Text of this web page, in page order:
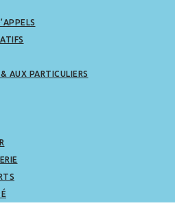
AUX PARTICULIERS